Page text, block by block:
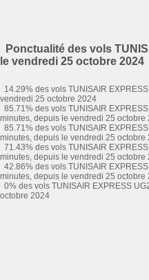
Ponctualité des vols
le vendredi 25 octobre 2024
14.29% des vols TUNISAIR
vendredi 25 octobre 2024
85.71% des vols TUNISAIR
minutes, depuis le vendredi 25 octobre
85.71% des vols TUNISAIR
minutes, depuis le vendredi 25 octobre
71.43% des vols TUNISAIR
minutes, depuis le vendredi 25 octobre
42.86% des vols TUNISAIR
minutes, depuis le vendredi 25 octobre
0% des vols TUNISAIR EXPRESS
octobre 2024